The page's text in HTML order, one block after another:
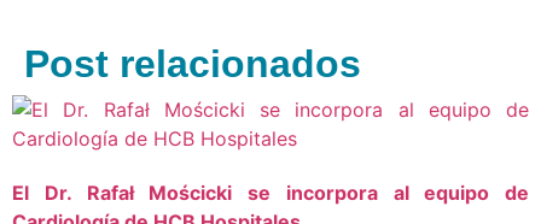
Post relacionados
El Dr. Rafał Mościcki se incorpora al equipo de